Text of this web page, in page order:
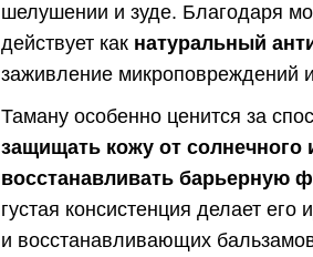
шелушении и зуде. Благодаря
действует как натуральный
заживление микроповреждений
Таману особенно ценится за
защищать кожу от солнечного
восстанавливать барьерную
густая консистенция делает
и восстанавливающих